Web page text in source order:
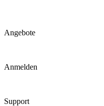
Angebote
Anmelden
Support